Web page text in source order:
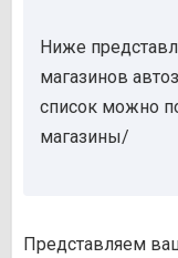
Ниже
магазинов
список можно
магазины/
Представляем